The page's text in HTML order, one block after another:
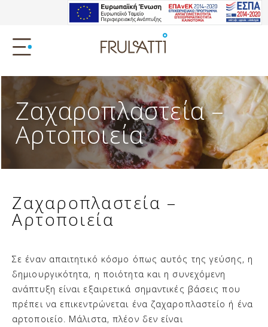
Ζαχαροπλαστεία –
Αρτοποιεία
Ζαχαροπλαστεία –
Αρτοποιεία ​
Σε έναν απαιτητικό κόσμο όπως αυτός της γεύσης, η
δημιουργικότητα, η ποιότητα και η συνεχόμενη
ανάπτυξη είναι εξαιρετικά σημαντικές βάσεις που
πρέπει να επικεντρώνεται ένα ζαχαροπλαστείο ή ένα
αρτοποιείο. Μάλιστα, πλέον δεν είναι